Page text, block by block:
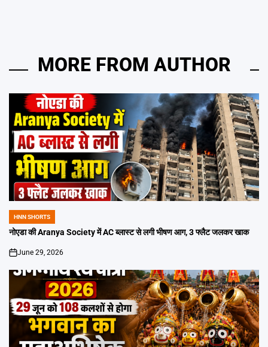
MORE FROM AUTHOR
POSTED
IN
HNN SHORTS
नोएडा की Aranya Society में AC ब्लास्ट से लगी भीषण आग, 3 फ्लैट जलकर खाक
on
June 29, 2026